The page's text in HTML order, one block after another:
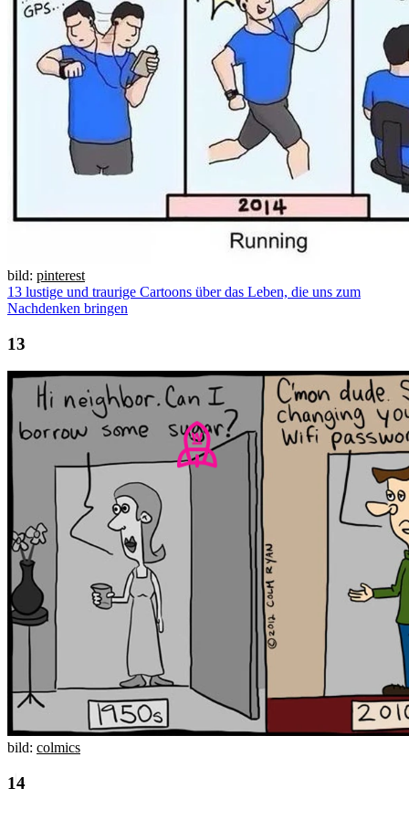
bild: pinterest
13 lustige und traurige Cartoons über das Leben, die uns zum
Nachdenken bringen
bild: colmics